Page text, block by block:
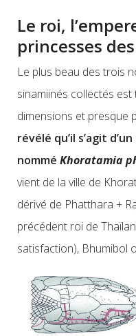
Le roi,
princesses
Le plus beau des trois
sinamiinés collectés
dimensions et presque
révélé qu’il s’agit
nommé Khoratamia
vient de la ville de
dérivé de Phatthara +
précédent roi de
satisfaction), Bhumibol